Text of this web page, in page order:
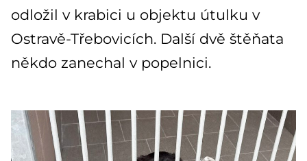
odložil v krabici u objektu útulku v
Ostravě-Třebovicích. Další dvě štěňata
někdo zanechal v popelnici.